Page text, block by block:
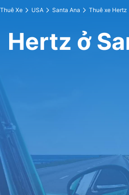
Thuê Xe USA Santa Ana Thuê xe Hertz
Hertz ở